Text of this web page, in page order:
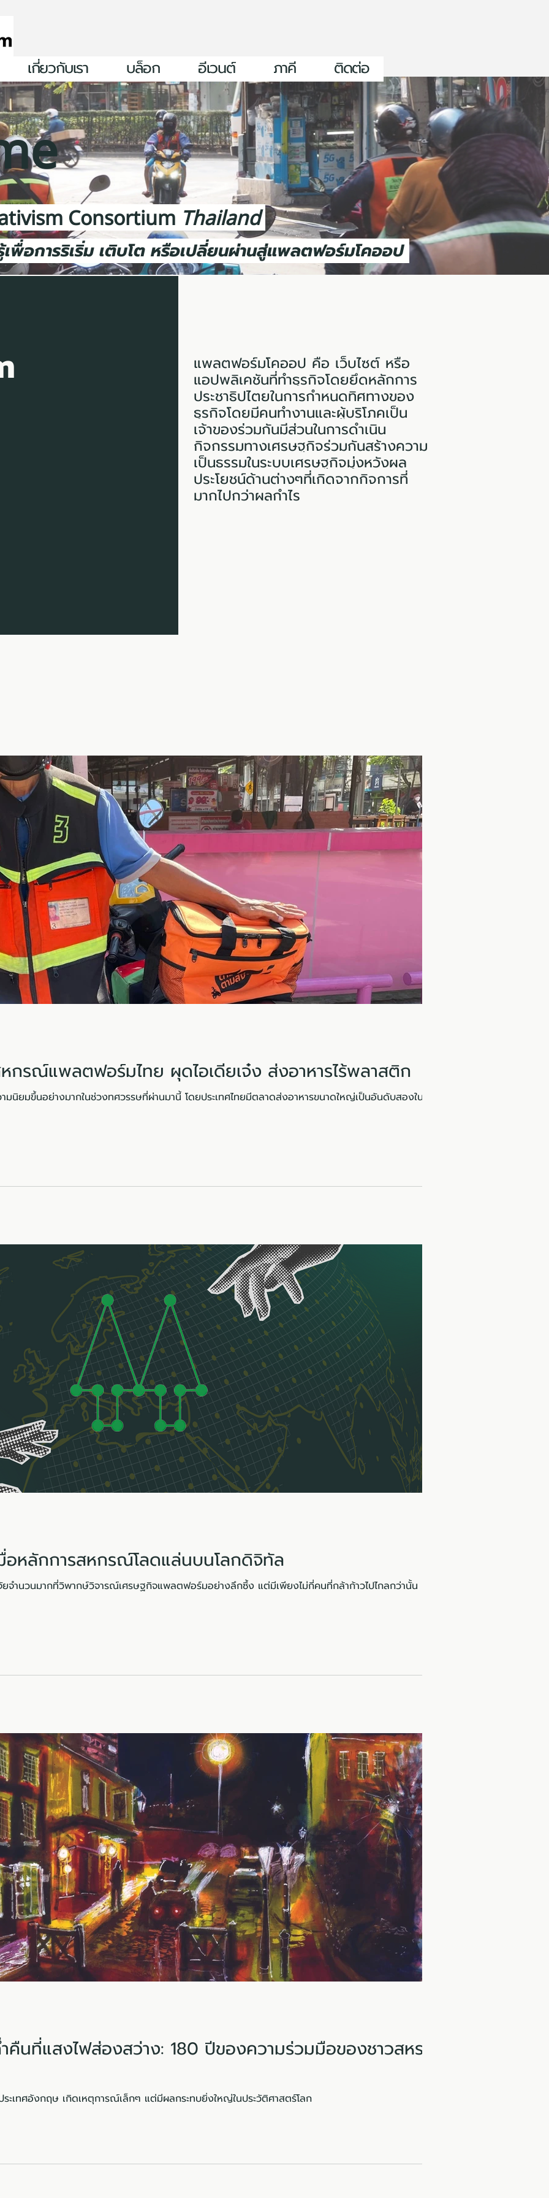
เกี่ยวกับเรา บล็อก อีเวนต์ ภาคี ติดต่อ
Consortium Thailand
พื่อการริเริ่ม เติบโต หรือเปลี่ยนผ่านสู่แพลตฟอร์มโคออป
แพลตฟอร์มโคออป คือ เว็บไซต์ หรือ
แอปพลิเคชันที่ทำธุรกิจโดยยึดหลักการ
ประชาธิปไตยในการกำหนดทิศทางของ
ธุรกิจโดยมีคนทำงานและผู้บริโภคเป็น
เจ้าของร่วมกันมีส่วนในการดำเนิน
กิจกรรมทางเศรษฐกิจร่วมกันสร้างความ
เป็นธรรมในระบบเศรษฐกิจมุ่งหวังผล
ประโยชน์ด้านต่างๆที่เกิดจากกิจการที่
มากไปกว่าผลกำไร
รณ์แพลตฟอร์มไทย ผุดไอเดียเจ๋ง ส่งอาหารไร้พลาสติก
นิยมขึ้นอย่างมากในช่วงทศวรรษที่ผ่านมานี้ โดยประเทศไทยมีตลาดส่งอาหารขนาดใหญ่เป็นอันดับสองในเอเชีย
อหลักการสหกรณ์โลดแล่นบนโลกดิจิทัล
ยจำนวนมากที่วิพากษ์วิจารณ์เศรษฐกิจแพลตฟอร์มอย่างลึกซึ้ง แต่มีเพียงไม่กี่คนที่กล้าก้าวไปไกลกว่านั้น
นที่แสงไฟส่องสว่าง: 180 ปีของความร่วมมือของชาวสหราช
ะเทศอังกฤษ เกิดเหตุการณ์เล็กๆ แต่มีผลกระทบยิ่งใหญ่ในประวัติศาสตร์โลก